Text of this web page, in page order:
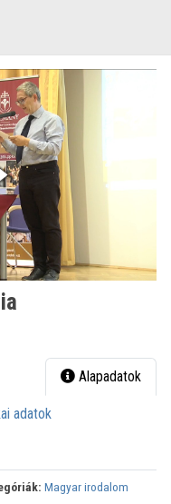
Alapadatok
adatok
Magyar irodalom